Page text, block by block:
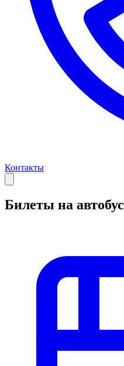
Контакты
Билеты на автобус